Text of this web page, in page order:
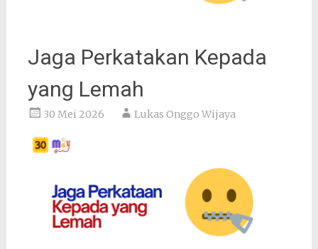
Jaga Perkatakan Kepada
yang Lemah
30 Mei 2026 Lukas Onggo Wijaya